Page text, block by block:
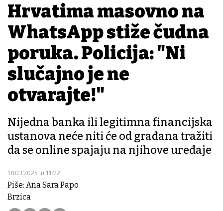
Hrvatima masovno na
WhatsApp stiže čudna
poruka. Policija: "Ni
slučajno je ne
otvarajte!"
Nijedna banka ili legitimna financijska
ustanova neće niti će od građana tražiti
da se online spajaju na njihove uređaje
18.03.2025. u 11:22
Piše: Ana Sara Papo
Brzica